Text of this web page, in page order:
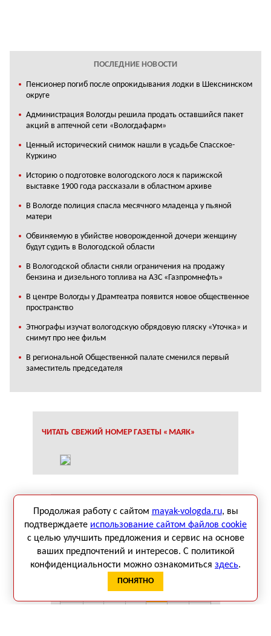
ПОСЛЕДНИЕ НОВОСТИ
Пенсионер погиб после опрокидывания лодки в Шекснинском
округе
Администрация Вологды решила продать оставшийся пакет
акций в аптечной сети «Вологдафарм»
Ценный исторический снимок нашли в усадьбе Спасское-
Куркино
Историю о подготовке вологодского лося к парижской
выставке 1900 года рассказали в областном архиве
В Вологде полиция спасла месячного младенца у пьяной
матери
Обвиняемую в убийстве новорожденной дочери женщину
будут судить в Вологодской области
В Вологодской области сняли ограничения на продажу
бензина и дизельного топлива на АЗС «Газпромнефть»
В центре Вологды у Драмтеатра появится новое общественное
пространство
Этнографы изучат вологодскую обрядовую пляску «Уточка» и
снимут про нее фильм
В региональной Общественной палате сменился первый
заместитель председателя
ЧИТАТЬ СВЕЖИЙ НОМЕР ГАЗЕТЫ «МАЯК»
КАЛЕНДАРЬ СОБЫТИЙ
Август 2026
Пн
Вт Ср Чт Пт Сб
Вс
5 6 7
Продолжая работу с сайтом mayak-vologda.ru, вы
подтверждаете использование сайтом файлов cookie
с целью улучшить предложения и сервис на основе
ваших предпочтений и интересов. С политикой
конфиденциальности можно ознакомиться здесь.
ПОНЯТНО